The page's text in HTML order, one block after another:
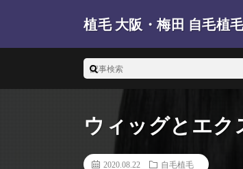
植毛 大阪・梅田 自毛植
ウィッグとエク
2020.08.22 自毛植毛